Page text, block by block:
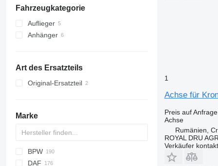
Fahrzeugkategorie
Auflieger
Anhänger
Art des Ersatzteils
Original-Ersatzteil
Marke
AS
AZ
HD
1604
AR
X-Series
BPW
Magiq
908
DAF
1
Achse für
Preis auf Anfrage
Achse
Rumänien,
ROYAL DRU
Verkäufer